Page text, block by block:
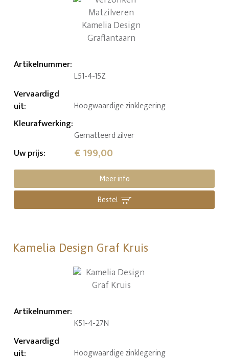
Artikelnummer:
L51-4-15Z
Vervaardigd
uit: Hoogwaardige zinklegering
Kleurafwerking:
Gematteerd zilver
Uw prijs: € 199,00
Meer info
Bestel
Kamelia Design Graf Kruis
Artikelnummer:
K51-4-27N
Vervaardigd
uit: Hoogwaardige zinklegering